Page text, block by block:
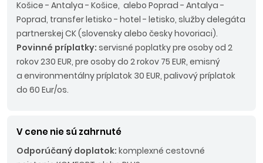
Košice - Antalya - Košice, alebo Poprad - Antalya -
Poprad, transfer letisko - hotel - letisko, služby delegáta
partnerskej CK (slovensky alebo česky hovoriaci).
Povinné príplatky: servisné poplatky pre osoby od 2
rokov 230 EUR, pre osoby do 2 rokov 75 EUR, emisný
a environmentálny príplatok 30 EUR, palivový príplatok
do 60 Eur/os.
V cene nie sú zahrnuté
Odporúčaný doplatok: komplexné cestovné